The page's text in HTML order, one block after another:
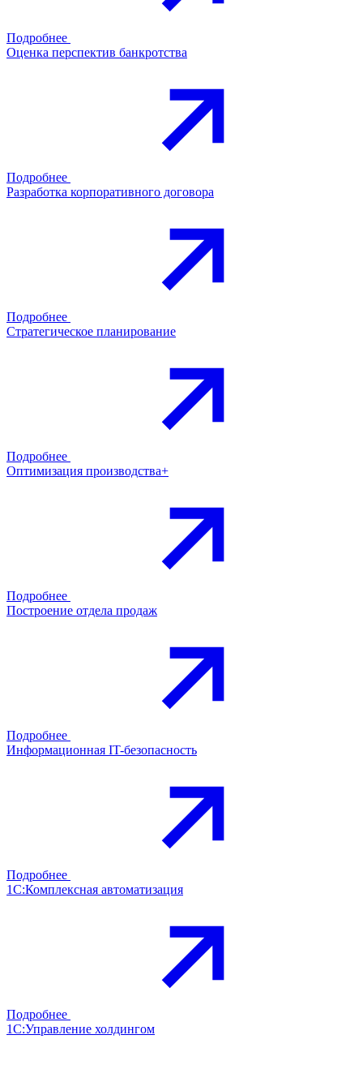
Подробнее
Оценка перспектив банкротства
Подробнее
Разработка корпоративного договора
Подробнее
Стратегическое планирование
Подробнее
Оптимизация производства+
Подробнее
Построение отдела продаж
Подробнее
Информационная IT-безопасность
Подробнее
1С:Комплексная автоматизация
Подробнее
1С:Управление холдингом